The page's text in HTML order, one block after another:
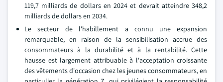
119,7 milliards de dollars en 2024 et devrait atteindre 348,2
milliards de dollars en 2034.
Le secteur de l'habillement a connu une expansion
remarquable, en raison de la sensibilisation accrue des
consommateurs à la durabilité et à la rentabilité. Cette
hausse est largement attribuable à l'acceptation croissante
des vêtements d'occasion chez les jeunes consommateurs, en